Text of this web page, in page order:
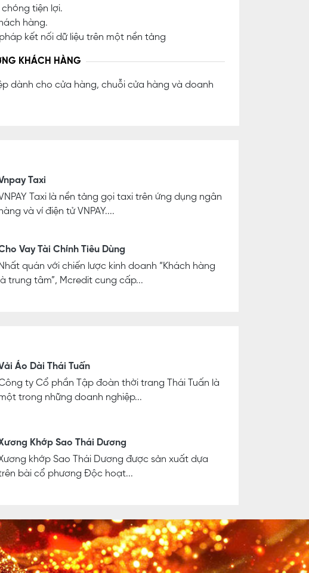
tiện lợi.
hàng.
pháp kết nối dữ liệu trên một nền tảng
KHÁCH HÀNG
dành cho cửa hàng, chuỗi cửa hàng và doanh
Taxi
Taxi là nền tảng gọi taxi trên ứng dụng ngân
hàng và ví điện tử VNPAY....
Vay Tài Chính Tiêu Dùng
Nhất quán với chiến lược kinh doanh “Khách hàng
là trung tâm”, Mcredit cung cấp...
Áo Dài Thái Tuấn
ty Cổ phần Tập đoàn thời trang Thái Tuấn là
trong những doanh nghiệp...
Khớp Sao Thái Dương
khớp Sao Thái Dương được sản xuất dựa
bài cổ phương Độc hoạt...